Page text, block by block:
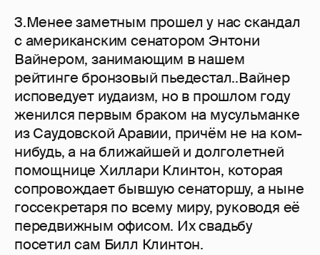
3.Менее заметным прошел у нас скандал
с американским сенатором Энтони
Вайнером, занимающим в нашем
рейтинге бронзовый пьедестал..Вайнер
исповедует иудаизм, но в прошлом году
женился первым браком на мусульманке
из Саудовской Аравии, причём не на ком-
нибудь, а на ближайшей и долголетней
помощнице Хиллари Клинтон, которая
сопровождает бывшую сенаторшу, а ныне
госсекретаря по всему миру, руководя её
передвижным офисом. Их свадьбу
посетил сам Билл Клинтон.